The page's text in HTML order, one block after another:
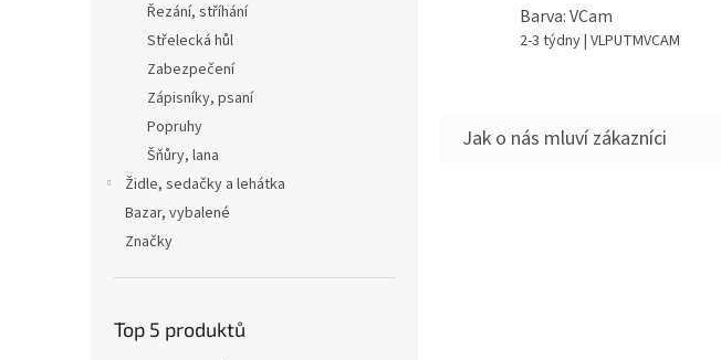
Řezání, stříhání
Střelecká hůl
Zabezpečení
Zápisníky, psaní
Popruhy
Šňůry, lana
Židle, sedačky a lehátka
Bazar, vybalené
Značky
Top 5 produktů
Barva: VCam
2-3 týdny| VLPUTMVCAM